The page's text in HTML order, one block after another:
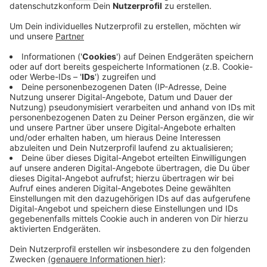
Veröffentlicht:Mittwoch, 09.07.2025 13:02
Die niederländische Feuerwehr forderte Einheiten aus
Kleve-Rindern und Keeken zur Unterstützung an, so die
Klever Feuerwehr auf Facebook. Vor Ort brannte
demnach ein großer Haufen Unrat im Millinger
Industriegebiet. Gemeinsam mit niederländischen
Kräften bekämpften die Klever Feuerwehrleute das
Feuer unter Atemschutz, mit mehreren Strahlrohren
und einem Wasserwerfer, ein Radlader unterstützte
beim Abtragen des Brandguts. Der Brand konnte so
schnell unter Kontrolle gebracht werden. Die Ursache
für das Feuer ist unklar.
Anzeige